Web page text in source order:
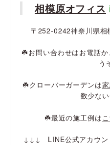
相模原オフィス
〒252-0242神奈川県
☘️お問い合わせはお電話か
う
☘️クローバーガーデンは
数少な
☘️最近の施工例は
↓↓↓ LINE公式アカウン